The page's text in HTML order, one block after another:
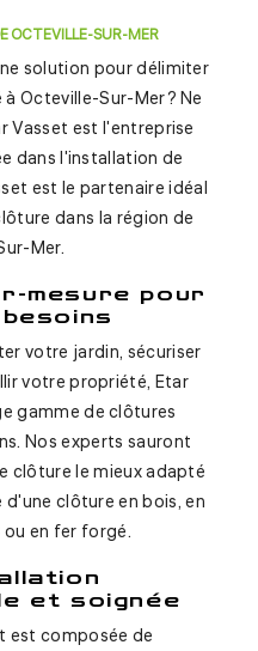
OCTEVILLE-SUR-MER
solution pour délimiter
Octeville-Sur-Mer? Ne
Vasset est l'entreprise
dans l'installation de
est le partenaire idéal
dans la région de
Mer.
mesure pour
votre jardin, sécuriser
votre propriété, Etar
gamme de clôtures
Nos experts sauront
clôture le mieux adapté
clôture en bois, en
ou en fer forgé.
et soignée
est composée de